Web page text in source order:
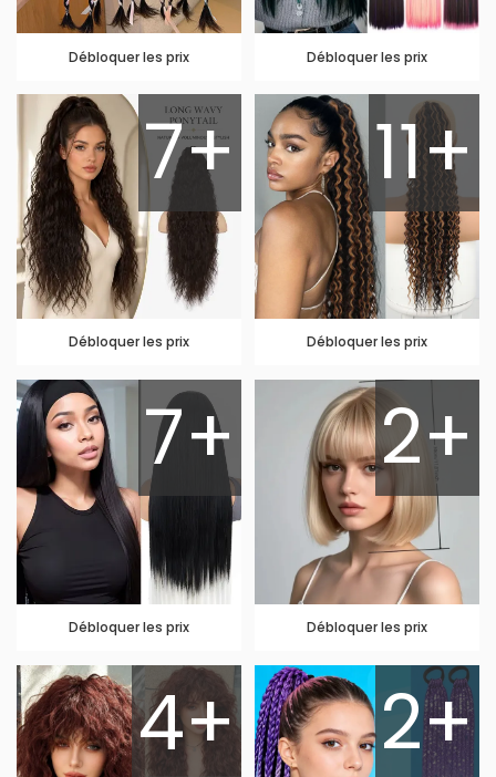
Débloquer les prix Débloquer les prix
7+
Débloquer les prix
11+
Débloquer les prix
7+
Débloquer les prix
2+
Débloquer les prix
4+ 2+